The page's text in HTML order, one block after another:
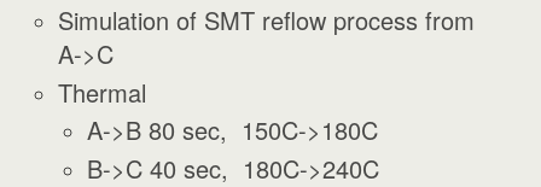
Simulation of SMT reflow process from
A->C
Thermal
A->B 80 sec, 150C->180C
B->C 40 sec, 180C->240C